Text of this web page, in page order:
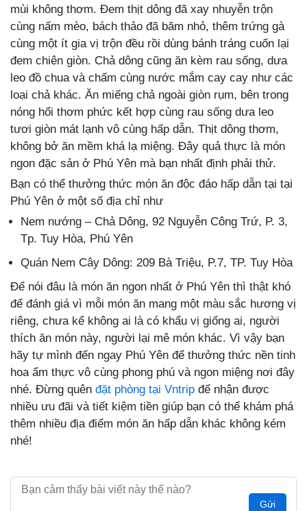
mùi không thơm. Đem thịt dông đã xay nhuyễn trộn
cùng nấm mèo, bách thảo đã băm nhỏ, thêm trứng gà
cùng một ít gia vị trộn đều rồi dùng bánh tráng cuốn lại
đem chiên giòn. Chả dông cũng ăn kèm rau sống, dưa
leo đồ chua và chấm cùng nước mắm cay cay như các
loại chả khác. Ăn miếng chả ngoài giòn rụm, bên trong
nóng hổi thơm phức kết hợp cùng rau sống dưa leo
tươi giòn mát lạnh vô cùng hấp dẫn. Thịt dông thơm,
không bở ăn mềm khá lạ miệng. Đây quả thực là món
ngon đặc sản ở Phú Yên mà bạn nhất định phải thử.
Bạn có thể thưởng thức món ăn độc đáo hấp dẫn tại tại
Phú Yên ở một số địa chỉ như
Nem nướng – Chả Dông, 92 Nguyễn Công Trứ, P. 3,
Tp. Tuy Hòa, Phú Yên
Quán Nem Cây Dông: 209 Bà Triệu, P.7, TP. Tuy Hòa
Để nói đâu là món ăn ngon nhất ở Phú Yên thì thật khó
để đánh giá vì mỗi món ăn mang một màu sắc hương vị
riêng, chưa kể không ai là có khẩu vị giống ai, người
thích ăn món này, người lại mê món khác. Vì vậy bạn
hãy tự mình đến ngay Phú Yên để thưởng thức nền tinh
hoa ẩm thực vô cùng phong phú và ngon miệng nơi đây
nhé. Đừng quên đặt phòng tại Vntrip để nhận được
nhiều ưu đãi và tiết kiệm tiền giúp bạn có thể khám phá
thêm nhiều địa điểm món ăn hấp dẫn khác không kém
nhé!
Gửi